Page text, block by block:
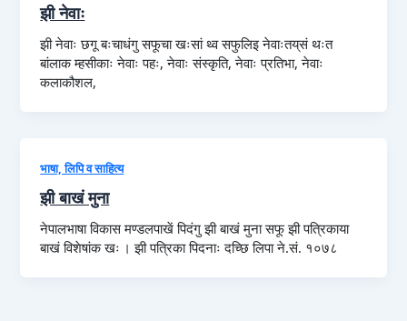
झी नेवाः
झी नेवाः छगू बःचाधंगु सफूचा खःसां थ्व सफुलिइ नेवाःतय्‌सं थःत
बांलाक म्हसीकाः नेवाः पहः, नेवाः संस्कृति, नेवाः प्रतिभा, नेवाः
कलाकौशल,
भाषा, लिपि व साहित्य
झी बाखं मुना
नेपालभाषा विकास मण्डलपाखें पिदंगु झी बाखं मुना सफू झी पत्रिकाया
बाखं विशेषांक खः । झी पत्रिका पिदनाः दच्छि लिपा ने.सं. १०७८